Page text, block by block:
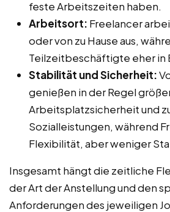
feste Arbeitszeiten haben.
Arbeitsort: Freelancer
oder von zu Hause aus,
Teilzeitbeschäftigte eher in
Stabilität und Sicherheit:
genießen in der Regel
Arbeitsplatzsicherheit und
Sozialleistungen, während
Flexibilität, aber weniger
Insgesamt hängt die zeitliche
der Art der Anstellung und den
Anforderungen des jeweiligen